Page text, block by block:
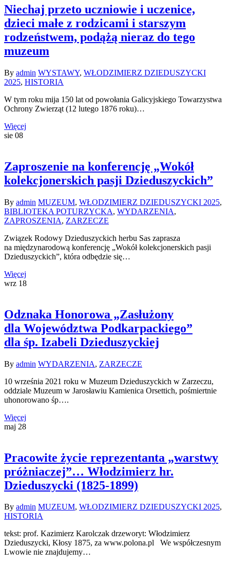
Niechaj przeto uczniowie i uczenice,
dzieci małe z rodzicami i starszym
rodzeństwem, podążą nieraz do tego
muzeum
By admin WYSTAWY, WŁODZIMIERZ DZIEDUSZYCKI
2025, HISTORIA
W tym roku mija 150 lat od powołania Galicyjskiego Towarzystwa
Ochrony Zwierząt (12 lutego 1876 roku)…
Więcej
sie 08
Zaproszenie na konferencję „Wokół
kolekcjonerskich pasji Dzieduszyckich”
By admin MUZEUM, WŁODZIMIERZ DZIEDUSZYCKI 2025,
BIBLIOTEKA POTURZYCKA, WYDARZENIA,
ZAPROSZENIA, ZARZECZE
Związek Rodowy Dzieduszyckich herbu Sas zaprasza
na międzynarodową konferencję „Wokół kolekcjonerskich pasji
Dzieduszyckich”, która odbędzie się…
Więcej
wrz 18
Odznaka Honorowa „Zasłużony
dla Województwa Podkarpackiego”
dla śp. Izabeli Dzieduszyckiej
By admin WYDARZENIA, ZARZECZE
10 września 2021 roku w Muzeum Dzieduszyckich w Zarzeczu,
oddziale Muzeum w Jarosławiu Kamienica Orsettich, pośmiertnie
uhonorowano śp….
Więcej
maj 28
Pracowite życie reprezentanta „warstwy
próżniaczej”… Włodzimierz hr.
Dzieduszycki (1825-1899)
By admin MUZEUM, WŁODZIMIERZ DZIEDUSZYCKI 2025,
HISTORIA
tekst: prof. Kazimierz Karolczak drzeworyt: Włodzimierz
Dzieduszycki, Kłosy 1875, za www.polona.pl We współczesnym
Lwowie nie znajdujemy…